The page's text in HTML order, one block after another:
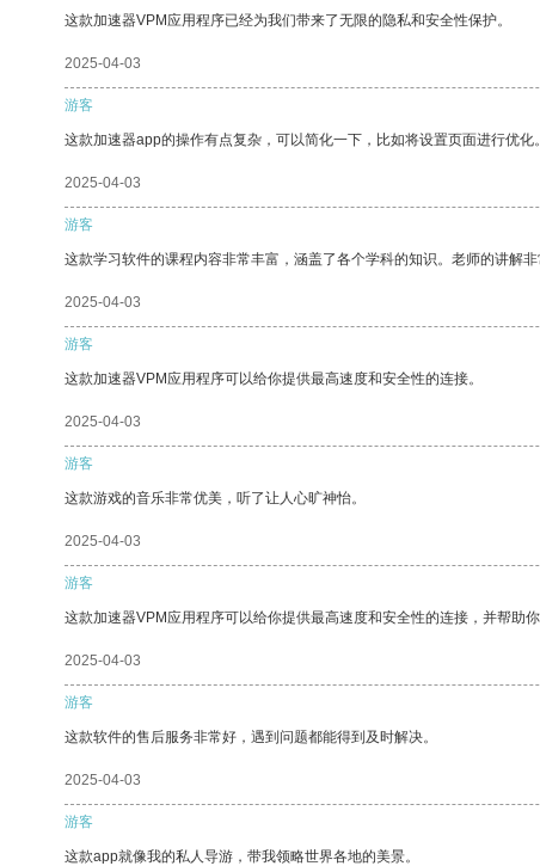
这款加速器VPM应用程序已经为我们带来了无限的隐私和安全性保护。
2025-04-03
游客
这款加速器app的操作有点复杂，可以简化一下，比如将设置页面进行优化。
2025-04-03
游客
这款学习软件的课程内容非常丰富，涵盖了各个学科的知识。老师的讲解非
2025-04-03
游客
这款加速器VPM应用程序可以给你提供最高速度和安全性的连接。
2025-04-03
游客
这款游戏的音乐非常优美，听了让人心旷神怡。
2025-04-03
游客
这款加速器VPM应用程序可以给你提供最高速度和安全性的连接，并帮助你
2025-04-03
游客
这款软件的售后服务非常好，遇到问题都能得到及时解决。
2025-04-03
游客
这款app就像我的私人导游，带我领略世界各地的美景。